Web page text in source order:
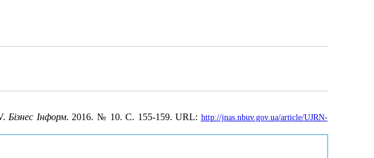
Бізнес Інформ. 2016. № 10. С. 155-159. URL: http://jnas.nbuv.gov.ua/article/UJRN-